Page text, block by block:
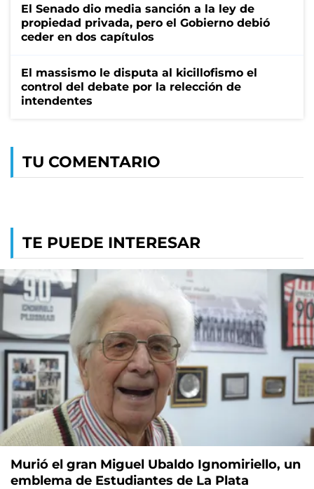
El Senado dio media sanción a la ley de
propiedad privada, pero el Gobierno debió
ceder en dos capítulos
El massismo le disputa al kicillofismo el
control del debate por la relección de
intendentes
TU COMENTARIO
TE PUEDE INTERESAR
Murió el gran Miguel Ubaldo Ignomiriello, un
emblema de Estudiantes de La Plata